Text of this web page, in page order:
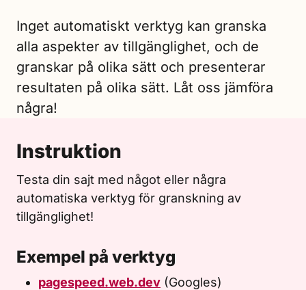
Inget automatiskt verktyg kan granska
alla aspekter av tillgänglighet, och de
granskar på olika sätt och presenterar
resultaten på olika sätt. Låt oss jämföra
några!
Instruktion
Testa din sajt med något eller några
automatiska verktyg för granskning av
tillgänglighet!
Exempel på verktyg
pagespeed.web.dev (Googles)